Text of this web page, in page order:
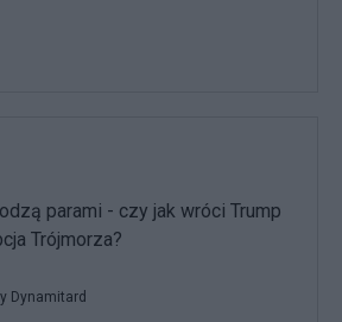
parami - czy jak wróci Trump
Trójmorza?
Dynamitard